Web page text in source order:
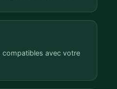
compatibles avec votre